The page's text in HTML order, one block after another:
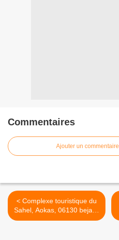
Commentaires
Ajouter un commentaire
< Complexe touristique du
Sahel, Aokas, 06130 bejaia,
Algérie